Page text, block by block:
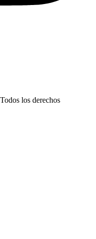
los derechos